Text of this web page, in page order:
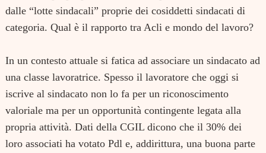
dalle “lotte sindacali” proprie dei cosiddetti sindacati di
categoria. Qual è il rapporto tra Acli e mondo del lavoro?
In un contesto attuale si fatica ad associare un sindacato ad
una classe lavoratrice. Spesso il lavoratore che oggi si
iscrive al sindacato non lo fa per un riconoscimento
valoriale ma per un opportunità contingente legata alla
propria attività. Dati della CGIL dicono che il 30% dei
loro associati ha votato Pdl e, addirittura, una buona parte